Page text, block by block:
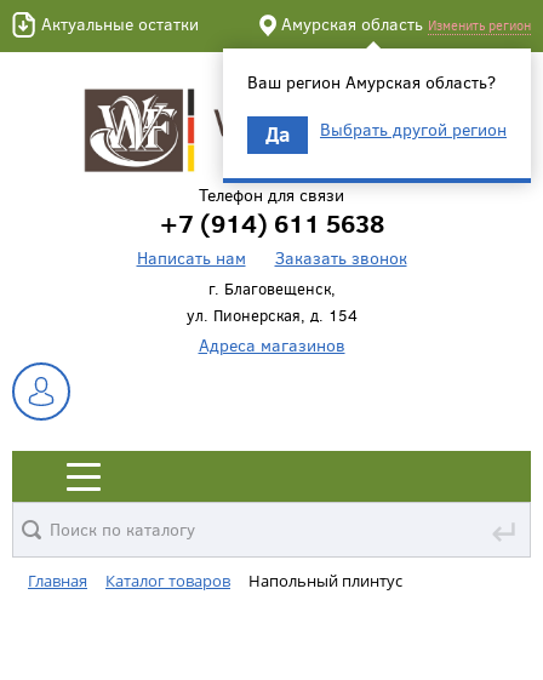
Актуальные остатки Амурская область Изменить регион
Ваш регион Амурская область?
Да Выбрать другой регион
Телефон для связи
+7 (914) 611 5638
Написать нам Заказать звонок
г. Благовещенск,
ул. Пионерская, д. 154
Адреса магазинов
↵
Главная Каталог товаров Напольный плинтус